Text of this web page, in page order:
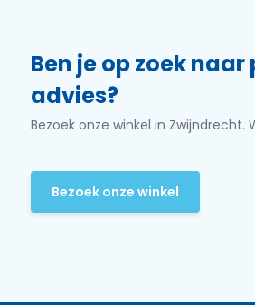
Ben je op zoek
advies?
Bezoek onze winkel in Zwijndrecht.
Bezoek onze winkel